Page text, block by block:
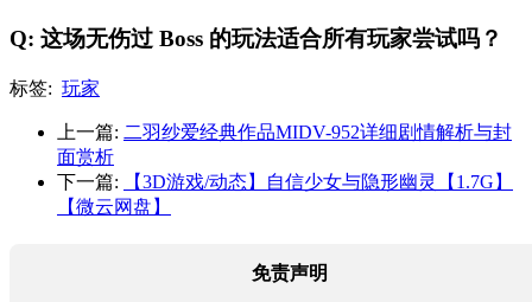
Q: 这场无伤过 Boss 的玩法适合所有玩家尝试吗？
标签: 玩家
上一篇: 二羽纱爱经典作品MIDV-952详细剧情解析与封
面赏析
下一篇:
【3D游戏/动态】自信少女与隐形幽灵【1.7G】
【微云网盘】
免责声明